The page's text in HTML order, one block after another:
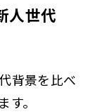
人世代
背景を比べ
。